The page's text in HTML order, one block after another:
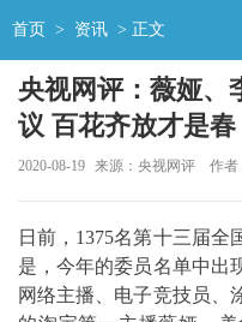
首页 > 资讯 > 正文
央视网评：薇娅、
议 百花齐放才是春
2020-08-19 来源：央视网评 作者
日前，1375名第十三届
是，今年的委员名单中出
网络主播、电子竞技员、